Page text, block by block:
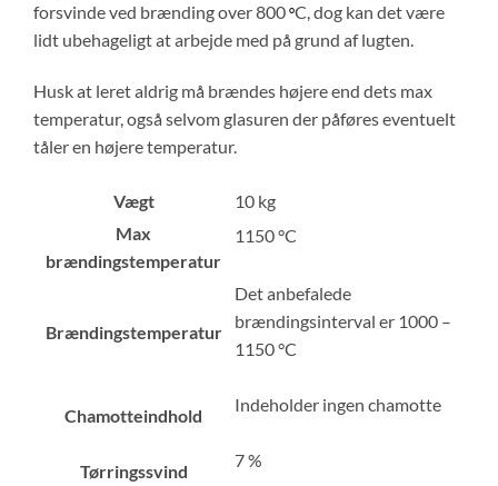
forsvinde ved brænding over 800 °C, dog kan det være
lidt ubehageligt at arbejde med på grund af lugten.
Husk at leret aldrig må brændes højere end dets max
temperatur, også selvom glasuren der påføres eventuelt
tåler en højere temperatur.
Vægt
10 kg
Max
brændingstemperatur
1150 °C
Brændingstemperatur
Det anbefalede
brændingsinterval er 1000 –
1150 °C
Chamotteindhold
Indeholder ingen chamotte
Tørringssvind
7 %